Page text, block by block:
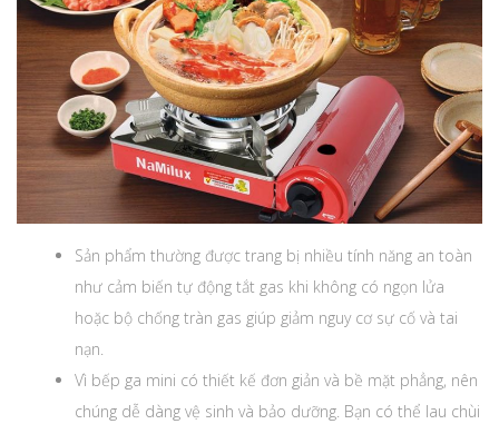
Sản phẩm thường được trang bị nhiều tính năng an toàn
như cảm biến tự động tắt gas khi không có ngọn lửa
hoặc bộ chống tràn gas giúp giảm nguy cơ sự cố và tai
nạn.
Vì bếp ga mini có thiết kế đơn giản và bề mặt phẳng, nên
chúng dễ dàng vệ sinh và bảo dưỡng. Bạn có thể lau chùi